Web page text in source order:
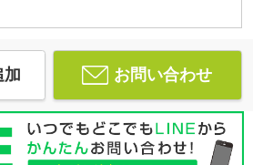
加 お問い合わせ